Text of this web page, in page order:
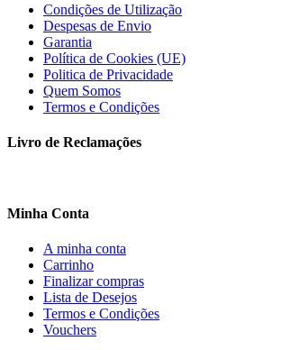
Condições de Utilização
Despesas de Envio
Garantia
Política de Cookies (UE)
Politica de Privacidade
Quem Somos
Termos e Condições
Livro de Reclamações
Minha Conta
A minha conta
Carrinho
Finalizar compras
Lista de Desejos
Termos e Condições
Vouchers